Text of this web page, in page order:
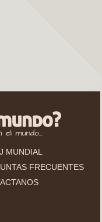
MUNDIAL
FRECUENTES